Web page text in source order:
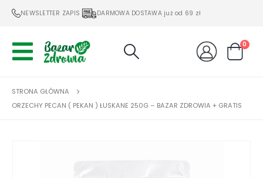
NEWSLETTER ZAPIS DARMOWA DOSTAWA już od 69 zł
0
STRONA GŁÓWNA
ORZECHY PECAN ( PEKAN ) ŁUSKANE 250G – BAZAR ZDROWIA + GRATIS